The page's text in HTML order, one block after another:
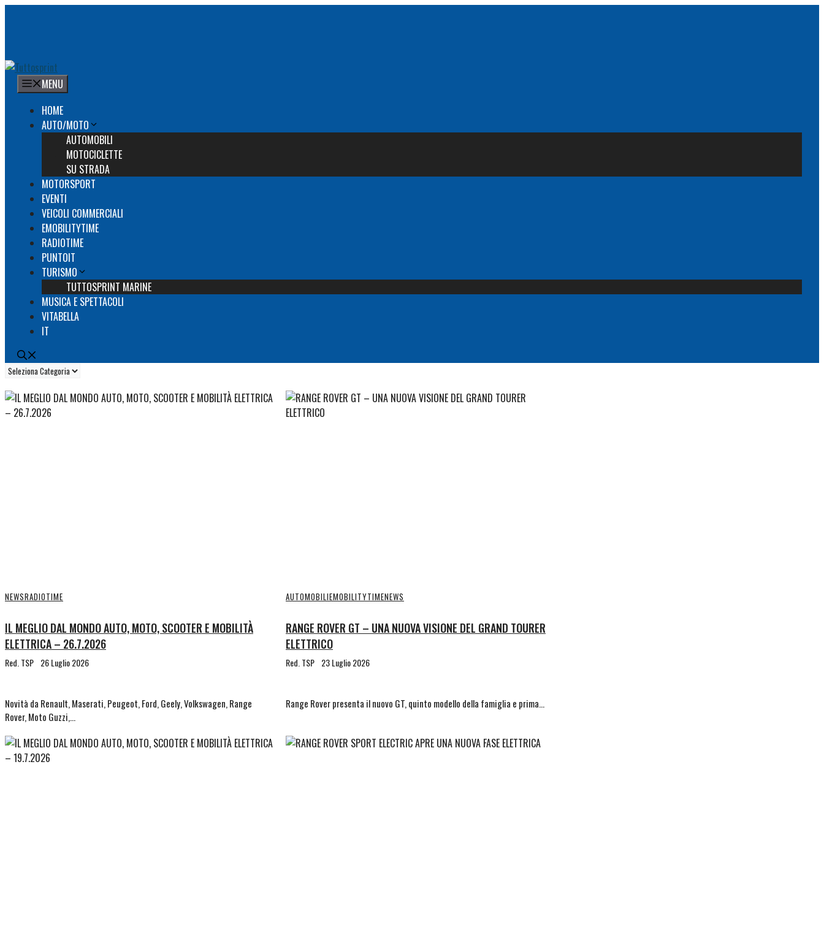
MENU
HOME
AUTO/MOTO
AUTOMOBILI
MOTOCICLETTE
SU STRADA
MOTORSPORT
EVENTI
VEICOLI COMMERCIALI
EMOBILITYTIME
RADIOTIME
PUNTOIT
TURISMO
TUTTOSPRINT MARINE
MUSICA E SPETTACOLI
VITABELLA
IT
Categorie
NEWSRADIOTIME
IL MEGLIO DAL MONDO AUTO, MOTO, SCOOTER E MOBILITÀ
ELETTRICA – 26.7.2026
Red. TSP 26 Luglio 2026
Novità da Renault, Maserati, Peugeot, Ford, Geely, Volkswagen, Range
Rover, Moto Guzzi,…
AUTOMOBILIEMOBILITYTIMENEWS
RANGE ROVER GT – UNA NUOVA VISIONE DEL GRAND TOURER
ELETTRICO
Red. TSP 23 Luglio 2026
Range Rover presenta il nuovo GT, quinto modello della famiglia e prima…